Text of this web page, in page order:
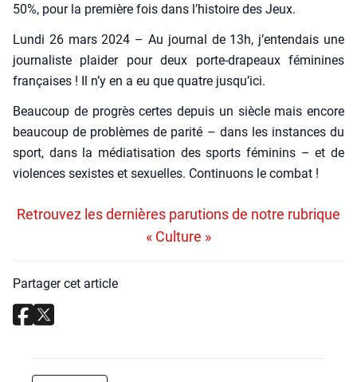
50%, pour la pre­mière fois dans l’histoire des Jeux.
Lun­di 26 mars 2024 – Au jour­nal de 13h, j’entendais une
jour­na­liste plai­der pour deux porte-dra­peaux fémi­nines
fran­çaises ! Il n’y en a eu que quatre jusqu’ici.
Beau­coup de pro­grès certes depuis un siècle mais encore
beau­coup de pro­blèmes de pari­té – dans les ins­tances du
sport, dans la média­ti­sa­tion des sports fémi­nins – et de
vio­lences sexistes et sexuelles. Conti­nuons le com­bat !
Retrouvez les dernières parutions de notre rubrique
« Culture »
Partager cet article